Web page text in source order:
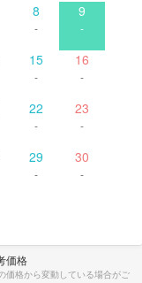
8
-
9
-
15
-
16
-
22
-
23
-
29
-
30
-
価格
価格から変動している場合がご